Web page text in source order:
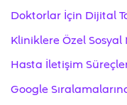
Doktorlar İçin Dijital
Kliniklere Özel
Hasta İletişim
Google